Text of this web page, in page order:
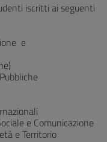
iscritti ai seguenti
e
e Comunicazione
e Territorio